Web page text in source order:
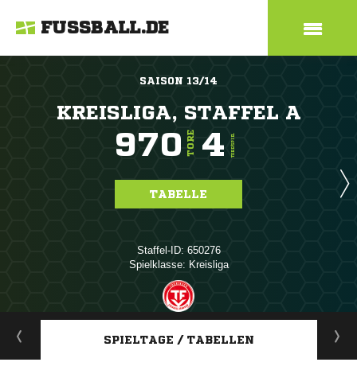
FUSSBALL.DE
SAISON 13/14
KREISLIGA, STAFFEL A
970 TORE 4 TORE/SPIEL
TABELLE
Staffel-ID: 650276
Spielklasse: Kreisliga
ANZEIGE
SPIELTAGE / TABELLEN